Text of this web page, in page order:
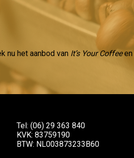
nu het aanbod van It’s Your Coffeeen
Tel: (06) 29 363 840
KVK: 83759190
BTW: NL003873233B60